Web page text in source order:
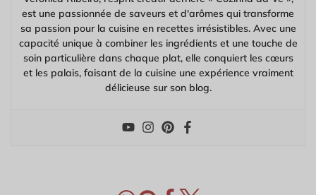
est une passionnée de saveurs et d'arômes qui transforme
sa passion pour la cuisine en recettes irrésistibles. Avec une
capacité unique à combiner les ingrédients et une touche de
soin particulière dans chaque plat, elle conquiert les cœurs
et les palais, faisant de la cuisine une expérience vraiment
délicieuse sur son blog.